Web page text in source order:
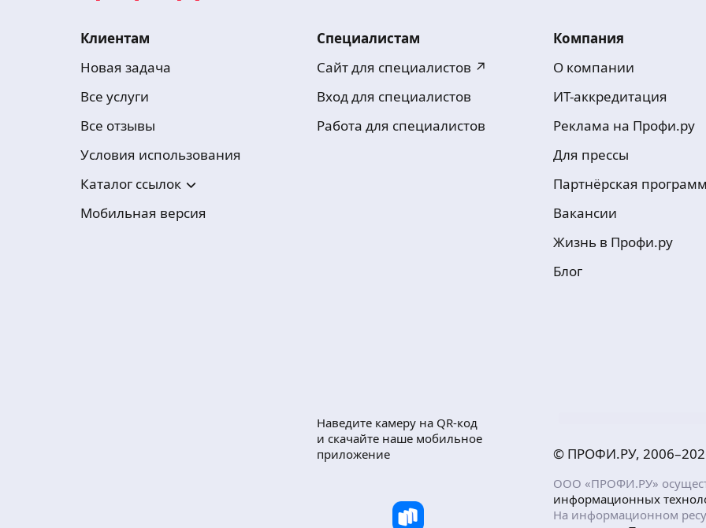
Клиентам
Новая задача
Все услуги
Все отзывы
Условия использования
Каталог ссылок
Мобильная версия
Специалистам
Сайт для специалистов ↗
Вход для специалистов
Работа для специалистов
Компания
О компании
ИТ-аккредитация
Реклама на Профи.ру
Для прессы
Партнёрская
Вакансии
Жизнь в Профи.ру
Блог
Наведите камеру на QR-код
и скачайте наше мобильное
приложение
© ПРОФИ.РУ, 2006–
ООО «ПРОФИ.РУ»
информационных
На информационном